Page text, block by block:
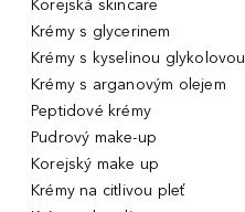
Korejská skincare
Krémy s glycerinem
Krémy s kyselinou glykolovou
Krémy s arganovým olejem
Peptidové krémy
Pudrový make-up
Korejský make up
Krémy na citlivou pleť